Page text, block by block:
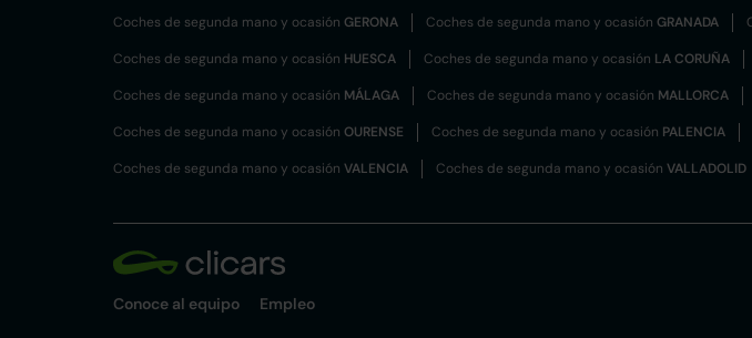
Coches de segunda mano y ocasión GERONA Coches de segunda mano y ocasión GRANADA
Coches de segunda mano y ocasión HUESCA Coches de segunda mano y ocasión LA CORUÑA
Coches de segunda mano y ocasión MÁLAGA Coches de segunda mano y ocasión MALLORCA
Coches de segunda mano y ocasión OURENSE Coches de segunda mano y ocasión PALENCIA
Coches de segunda mano y ocasión VALENCIA Coches de segunda mano y ocasión VALLADOLID
Conoce al equipo Empleo